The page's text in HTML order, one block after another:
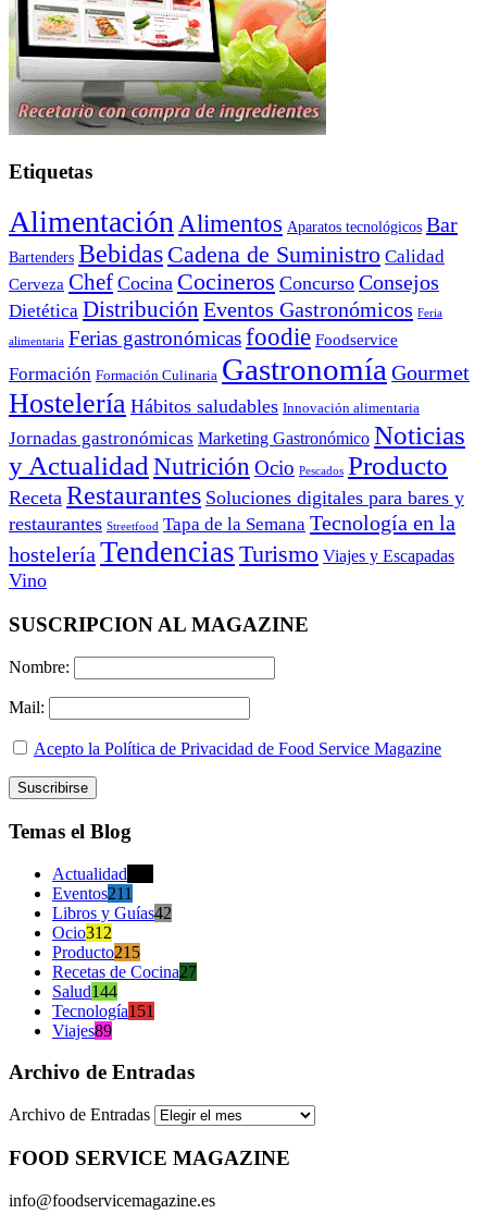
Etiquetas
Alimentación Alimentos Aparatos tecnológicos Bar
Bartenders Bebidas Cadena de Suministro Calidad
Cerveza Chef Cocina Cocineros Concurso Consejos
Dietética Distribución Eventos Gastronómicos Feria
alimentaria Ferias gastronómicasfoodie Foodservice
Formación Formación Culinaria Gastronomía Gourmet
Hostelería Hábitos saludables Innovación alimentaria
Jornadas gastronómicas Marketing Gastronómico Noticias
y Actualidad Nutrición Ocio Pescados Producto
Receta Restaurantes Soluciones digitales para bares y
restaurantes Streetfood Tapa de la Semana Tecnología en la
hostelería Tendencias Turismo Viajes y Escapadas
Vino
SUSCRIPCION AL MAGAZINE
Nombre:
Mail:
Acepto la Política de Privacidad de Food Service Magazine
Temas el Blog
Actualidad
Eventos211
Libros y Guías42
Ocio312
Producto215
Recetas de Cocina27
Salud144
Tecnología151
Viajes89
Archivo de Entradas
Archivo de Entradas
FOOD SERVICE MAGAZINE
info@foodservicemagazine.es